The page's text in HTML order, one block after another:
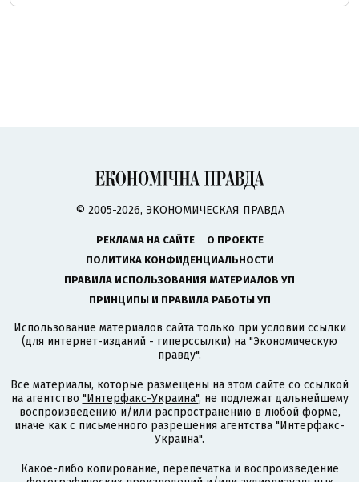
© 2005-2026, ЭКОНОМИЧЕСКАЯ ПРАВДА
РЕКЛАМА НА САЙТЕ
О ПРОЕКТЕ
ПОЛИТИКА КОНФИДЕНЦИАЛЬНОСТИ
ПРАВИЛА ИСПОЛЬЗОВАНИЯ МАТЕРИАЛОВ УП
ПРИНЦИПЫ И ПРАВИЛА РАБОТЫ УП
Использование материалов сайта только при условии ссылки
(для интернет-изданий - гиперссылки) на "Экономическую
правду".
Все материалы, которые размещены на этом сайте со ссылкой
на агентство "Интерфакс-Украина", не подлежат дальнейшему
воспроизведению и/или распространению в любой форме,
иначе как с письменного разрешения агентства "Интерфакс-
Украина".
Какое-либо копирование, перепечатка и воспроизведение